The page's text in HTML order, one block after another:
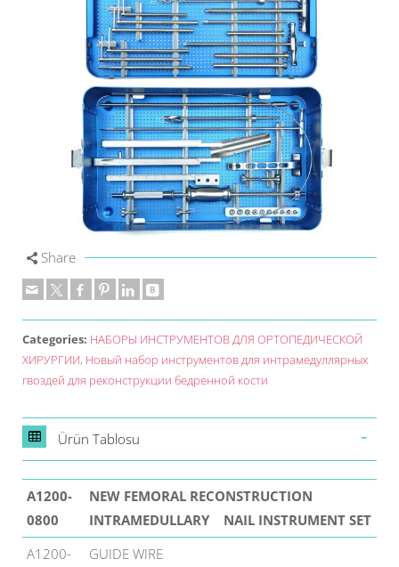
Share
Categories: НАБОРЫ ИНСТРУМЕНТОВ ДЛЯ ОРТОПЕДИЧЕСКОЙ
ХИРУРГИИ, Новый набор инструментов для интрамедуллярных
гвоздей для реконструкции бедренной кости
Ürün Tablosu
A1200-
0800
NEW FEMORAL RECONSTRUCTION
INTRAMEDULLARY NAIL INSTRUMENT SET
A1200-
GUIDE WIRE